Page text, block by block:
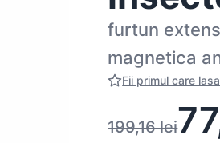
furtun
magnetica
Fii primul care
199,16lei